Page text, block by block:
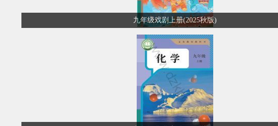
九年级戏剧上册(2025秋版)